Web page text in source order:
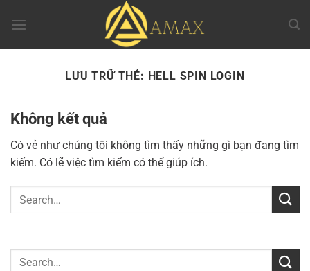
đến
LƯU TRỮ THẺ: HELL SPIN LOGIN
Không kết quả
Có vẻ như chúng tôi không tìm thấy những gì bạn đang tìm
kiếm. Có lẽ việc tìm kiếm có thể giúp ích.